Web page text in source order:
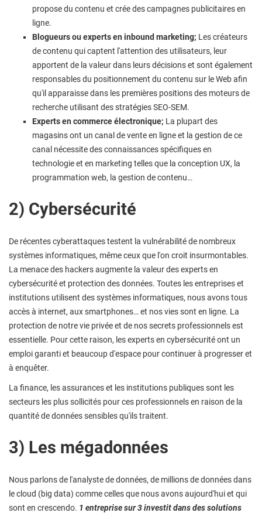
propose du contenu et crée des campagnes publicitaires en
ligne.
Blogueurs ou experts en inbound marketing; Les créateurs
de contenu qui captent l'attention des utilisateurs, leur
apportent de la valeur dans leurs décisions et sont également
responsables du positionnement du contenu sur le Web afin
qu'il apparaisse dans les premières positions des moteurs de
recherche utilisant des stratégies SEO-SEM.
Experts en commerce électronique; La plupart des
magasins ont un canal de vente en ligne et la gestion de ce
canal nécessite des connaissances spécifiques en
technologie et en marketing telles que la conception UX, la
programmation web, la gestion de contenu…
2) Cybersécurité
De récentes cyberattaques testent la vulnérabilité de nombreux
systèmes informatiques, même ceux que l'on croit insurmontables.
La menace des hackers augmente la valeur des experts en
cybersécurité et protection des données. Toutes les entreprises et
institutions utilisent des systèmes informatiques, nous avons tous
accès à internet, aux smartphones… et nos vies sont en ligne. La
protection de notre vie privée et de nos secrets professionnels est
essentielle. Pour cette raison, les experts en cybersécurité ont un
emploi garanti et beaucoup d'espace pour continuer à progresser et
à enquêter.
La finance, les assurances et les institutions publiques sont les
secteurs les plus sollicités pour ces professionnels en raison de la
quantité de données sensibles qu'ils traitent.
3) Les mégadonnées
Nous parlons de l'analyste de données, de millions de données dans
le cloud (big data) comme celles que nous avons aujourd'hui et qui
sont en crescendo. 1 entreprise sur 3 investit dans des solutions